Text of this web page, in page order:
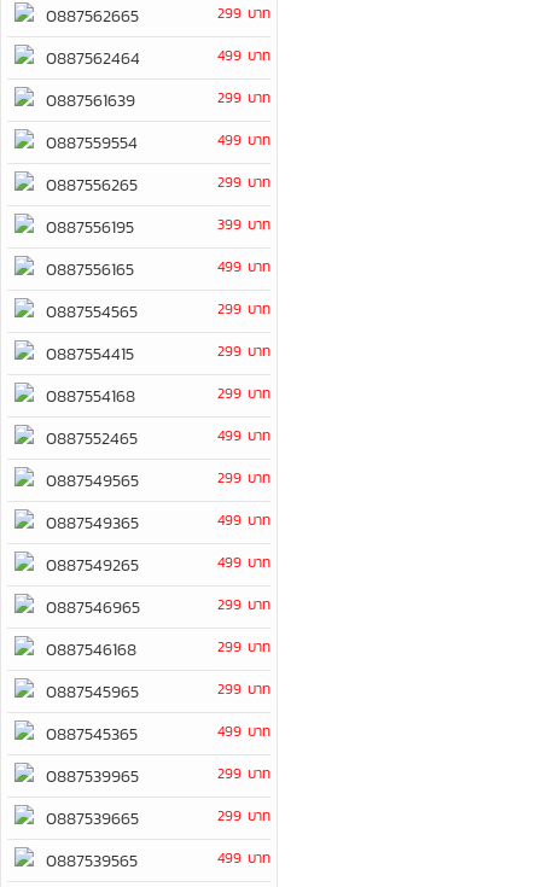
0887562665 299 บาท
0887562464 499 บาท
0887561639 299 บาท
0887559554 499 บาท
0887556265 299 บาท
0887556195 399 บาท
0887556165 499 บาท
0887554565 299 บาท
0887554415 299 บาท
0887554168 299 บาท
0887552465 499 บาท
0887549565 299 บาท
0887549365 499 บาท
0887549265 499 บาท
0887546965 299 บาท
0887546168 299 บาท
0887545965 299 บาท
0887545365 499 บาท
0887539965 299 บาท
0887539665 299 บาท
0887539565 499 บาท